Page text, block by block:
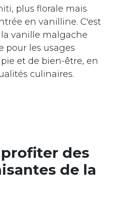
, plus florale mais
en vanilline. C'est
vanille malgache
pour les usages
et de bien-être, en
culinaires.
des
de la